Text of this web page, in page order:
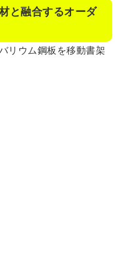
と融合するオーダ
リウム鋼板を移動書架